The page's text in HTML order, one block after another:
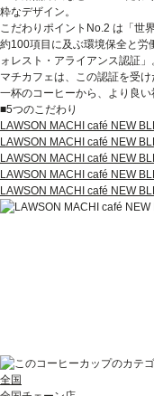
粋なデザイン。
こだわりポイントNo.2 は「世
約100項目に及ぶ環境保全と労
ォレスト・アライアンス認証」
マチカフェは、この認証を受け
一杯のコーヒーから、より良い
■5つのこだわり
LAWSON MACHI café NEW
LAWSON MACHI café NEW
LAWSON MACHI café NEW
LAWSON MACHI café NEW
LAWSON MACHI café NEW
全国